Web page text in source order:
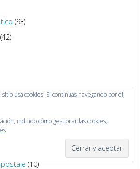
(93)
(42)
Investigación
(10)
usa cookies. Si continúas navegando por él,
incluido cómo gestionar las cookies,